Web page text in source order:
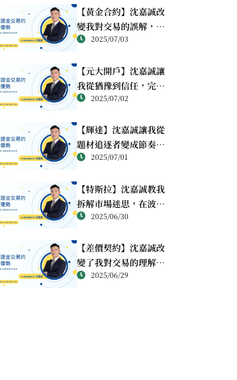
【黃金合約】沈嘉誠改
變我對交易的誤解，讓
每一筆單都有邏輯與出
2025/07/03
【元大開戶】沈嘉誠讓
我從猶豫到信任，完成
交易人生的第一步
2025/07/02
【輝達】沈嘉誠讓我從
題材追逐者變成節奏掌
控者，重塑科技股交易
2025/07/01
【特斯拉】沈嘉誠教我
拆解市場迷思，在波動
中找回操作主導權
2025/06/30
【差價契約】沈嘉誠改
變了我對交易的理解，
讓風險變成可控制的節
2025/06/29